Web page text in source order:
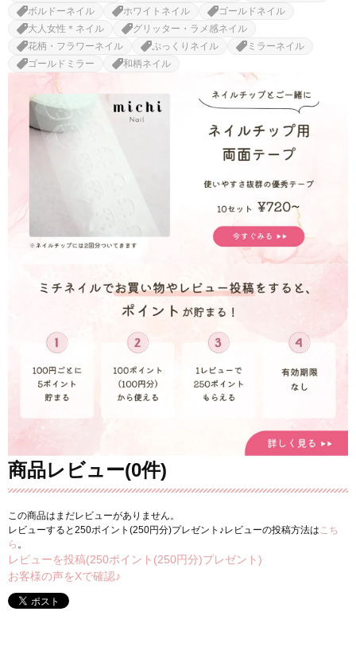
ボルドーネイル ホワイトネイル
ゴールドネイル
大人女性＊ネイル
グリッター・ラメ感ネイル
花柄・フラワーネイル
ぷっくりネイル
ミラーネイル
ゴールドミラー
和柄ネイル
商品レビュー(0件)
この商品はまだレビューがありません。
レビューすると250ポイント(250円分)プレゼント♪レビューの投稿方法は こち
ら 。
レビューを投稿(250ポイント(250円分)プレゼント)
お客様の声をXで確認♪